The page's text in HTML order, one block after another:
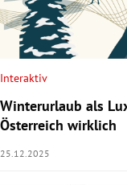
Interaktiv
Winterurlaub als
Österreich wirklich
25.12.2025